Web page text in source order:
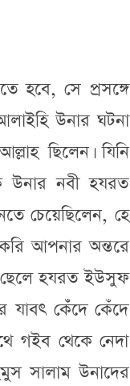
হবে, সে প্রসঙ্গে
উনার ঘটনা
ছিলেন। যিনি
উনার নবী হযরত
চেয়েছিলেন, হে
আপনার অন্তরে
ছেলে হযরত ইউসুফ
যাবৎ কেঁঁদে কেঁদে
গইব থেকে নেদা
সালাম উনাদের